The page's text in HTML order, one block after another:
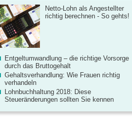
Netto-Lohn als Angestellter
richtig berechnen - So gehts!
Entgeltumwandlung – die richtige Vorsorge
durch das Bruttogehalt
Gehaltsverhandlung: Wie Frauen richtig
verhandeln
Lohnbuchhaltung 2018: Diese
Steueränderungen sollten Sie kennen